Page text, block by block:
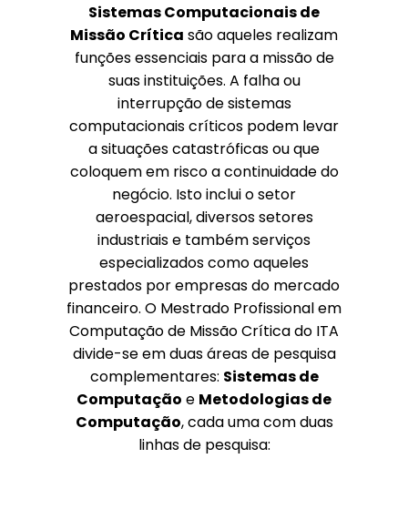
Sistemas Computacionais de
Missão Crítica são aqueles realizam
funções essenciais para a missão de
suas instituições. A falha ou
interrupção de sistemas
computacionais críticos podem levar
a situações catastróficas ou que
coloquem em risco a continuidade do
negócio. Isto inclui o setor
aeroespacial, diversos setores
industriais e também serviços
especializados como aqueles
prestados por empresas do mercado
financeiro. O Mestrado Profissional em
Computação de Missão Crítica do ITA
divide-se em duas áreas de pesquisa
complementares: Sistemas de
Computação e Metodologias de
Computação, cada uma com duas
linhas de pesquisa: